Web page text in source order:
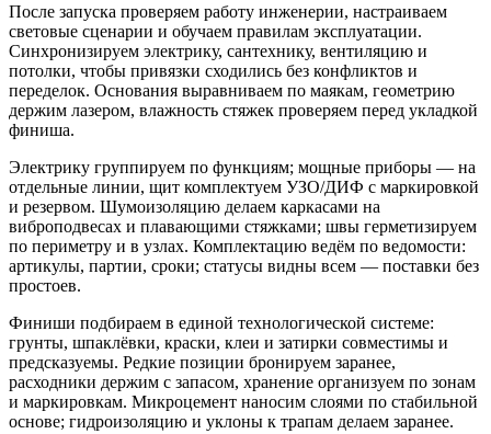
После запуска проверяем работу инженерии, настраиваем
световые сценарии и обучаем правилам эксплуатации.
Синхронизируем электрику, сантехнику, вентиляцию и
потолки, чтобы привязки сходились без конфликтов и
переделок. Основания выравниваем по маякам, геометрию
держим лазером, влажность стяжек проверяем перед укладкой
финиша.
Электрику группируем по функциям; мощные приборы — на
отдельные линии, щит комплектуем УЗО/ДИФ с маркировкой
и резервом. Шумоизоляцию делаем каркасами на
виброподвесах и плавающими стяжками; швы герметизируем
по периметру и в узлах. Комплектацию ведём по ведомости:
артикулы, партии, сроки; статусы видны всем — поставки без
простоев.
Финиши подбираем в единой технологической системе:
грунты, шпаклёвки, краски, клеи и затирки совместимы и
предсказуемы. Редкие позиции бронируем заранее,
расходники держим с запасом, хранение организуем по зонам
и маркировкам. Микроцемент наносим слоями по стабильной
основе; гидроизоляцию и уклоны к трапам делаем заранее.